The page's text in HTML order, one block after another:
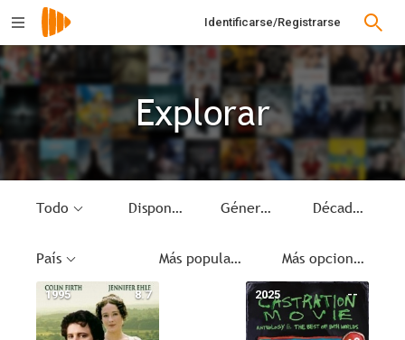
Identificarse/Registrarse
Explorar
Todo Disponible Género Década
País Más populares Más opciones
8.7
1995 --
2025